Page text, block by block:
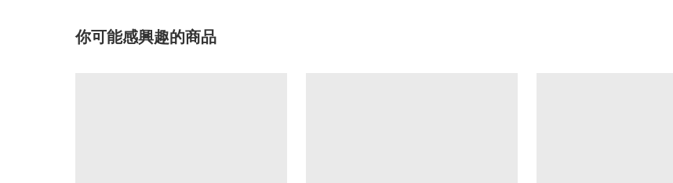
你可能感興趣的商品